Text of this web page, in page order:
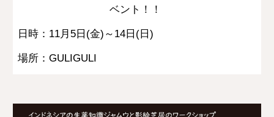
ベント！！
日時：11月5日(金)～14日(日)
場所：GULIGULI